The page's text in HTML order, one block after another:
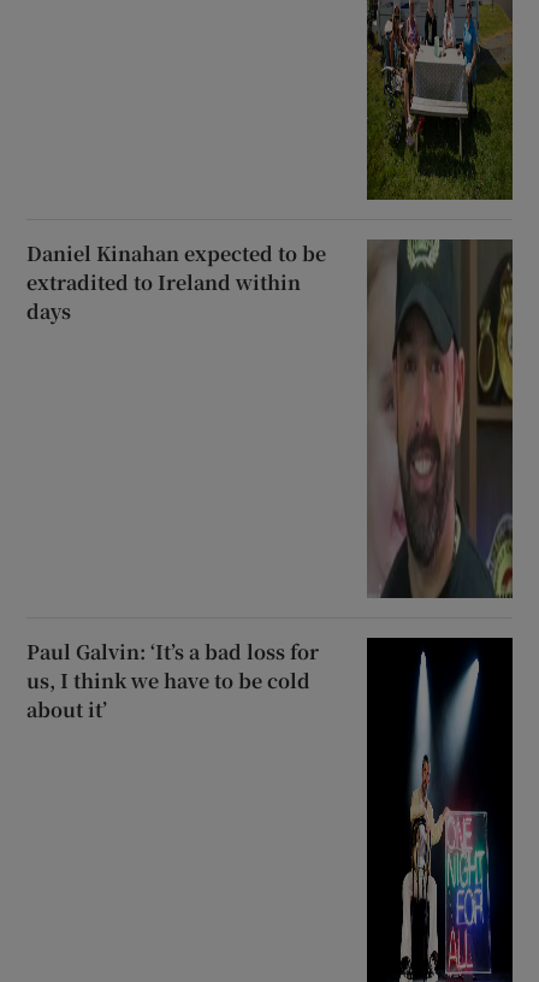
Daniel Kinahan expected to be
extradited to Ireland within
days
Paul Galvin: ‘It’s a bad loss for
us, I think we have to be cold
about it’